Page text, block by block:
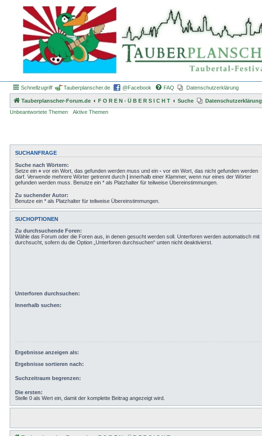
Schnellzugriff Tauberplanscher.de @Facebook FAQ Datenschutzerklärung
Tauberplanscher-Forum.de F O R E N - Ü B E R S I C H T Suche
Datenschutzerklärung
Unbeantwortete Themen
Aktive Themen
SUCHANFRAGE
Suche nach Wörtern:
Setze ein + vor ein Wort, das gefunden werden muss und ein - vor ein Wort, das nicht gefunden werden
darf. Verwende mehrere Wörter getrennt durch | innerhalb einer Klammer, wenn nur eines der Wörter
gefunden werden muss. Benutze ein * als Platzhalter für teilweise Übereinstimmungen.
Zu suchender Autor:
Benutze ein * als Platzhalter für teilweise Übereinstimmungen.
SUCHOPTIONEN
Zu durchsuchende Foren:
Wähle das Forum oder die Foren aus, in denen gesucht werden soll. Unterforen werden automatisch mit
durchsucht, sofern du die Option „Unterforen durchsuchen“ unten nicht deaktivierst.
Unterforen durchsuchen:
Innerhalb suchen:
Ergebnisse anzeigen als:
Ergebnisse sortieren nach:
Suchzeitraum begrenzen:
Die ersten:
Stelle 0 als Wert ein, damit der komplette Beitrag angezeigt wird.